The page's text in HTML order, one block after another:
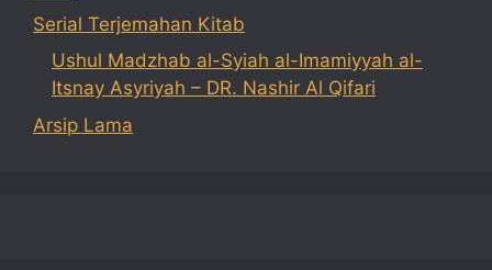
Serial Terjemahan Kitab
Ushul Madzhab al-Syiah al-Imamiyyah al-
Itsnay Asyriyah – DR. Nashir Al Qifari
Arsip Lama